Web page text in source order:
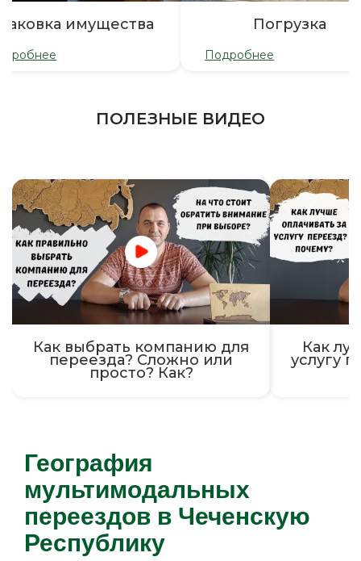
имущества Погрузка
Подробнее
ПОЛЕЗНЫЕ ВИДЕО
Как выбрать компанию для
переезда? Сложно или
просто? Как?
Как
услугу
География
мультимодальных
переездов в Чеченскую
Республику